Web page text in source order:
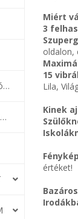
Zsinór Körszelvényű tömítőzsinórok
KÁBELVEZETŐ GUMI - HATÁROLÓK
Miért
3
oldalon,
15
Lila,
Kinek
értéket!